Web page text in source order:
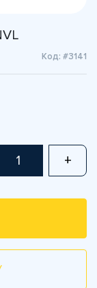
Код: #3141
+